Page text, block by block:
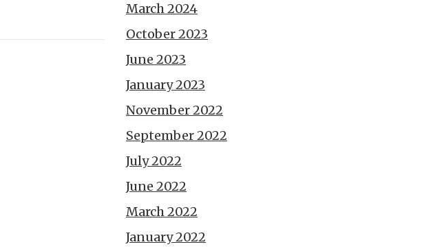
March 2024
October 2023
June 2023
January 2023
November 2022
September 2022
July 2022
June 2022
March 2022
January 2022